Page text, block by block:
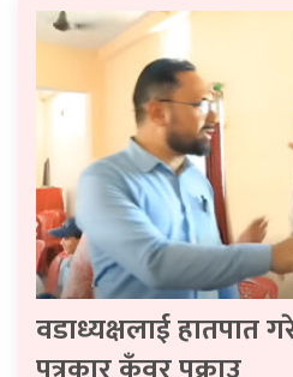
वडाध्यक्षलाई हातपात